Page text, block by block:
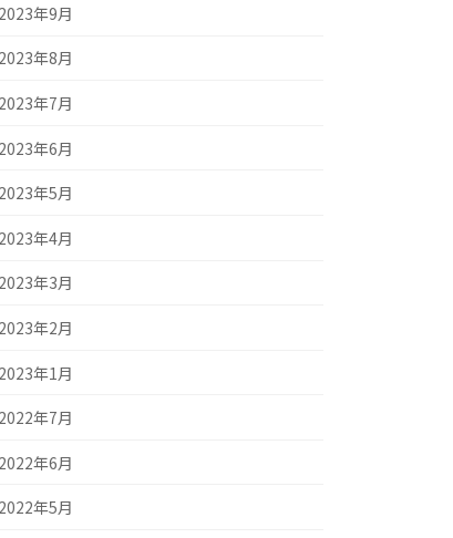
2023年9月
2023年8月
2023年7月
2023年6月
2023年5月
2023年4月
2023年3月
2023年2月
2023年1月
2022年7月
2022年6月
2022年5月